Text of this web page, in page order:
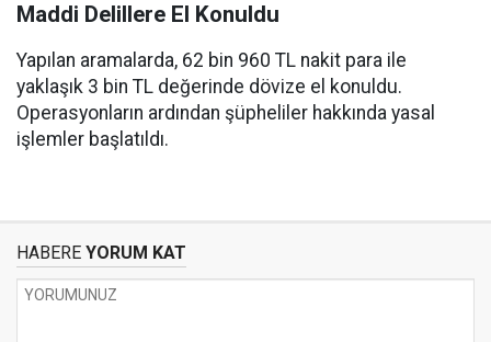
Maddi Delillere El Konuldu
Yapılan aramalarda, 62 bin 960 TL nakit para ile
yaklaşık 3 bin TL değerinde dövize el konuldu.
Operasyonların ardından şüpheliler hakkında yasal
işlemler başlatıldı.
HABERE YORUM KAT